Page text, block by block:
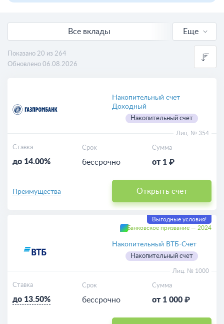
Все вклады
Выгодные
Для пенсионеров
Пополняемые
Еще
Показано 20 из 264
Обновлено 06.08.2026
Накопительный счет
Доходный
Накопительный счет
Лиц. № 354
Ставка
до 14.00%
Срок
бессрочно
Сумма
от 1 ₽
Открыть счет
Преимущества
Выгодные условия!
Банковское призвание — 2024
Накопительный ВТБ-Счет
Накопительный счет
Лиц. № 1000
Ставка
до 13.50%
Срок
бессрочно
Сумма
от 1 000 ₽